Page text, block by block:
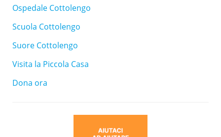
Ospedale Cottolengo
Scuola Cottolengo
Suore Cottolengo
Visita la Piccola Casa
Dona ora